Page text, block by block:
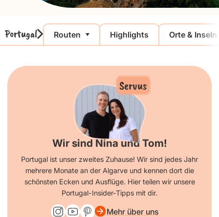
Portugal Routen Highlights Orte & Inseln
Servus
Wir sind Nina und Tom!
Portugal ist unser zweites Zuhause! Wir sind jedes Jahr
mehrere Monate an der Algarve und kennen dort die
schönsten Ecken und Ausflüge. Hier teilen wir unsere
Portugal-Insider-Tipps mit dir.
Mehr über uns